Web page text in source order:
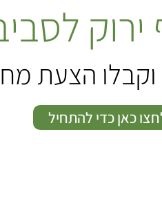
ירוק
הצעת
כאן כדי להתחיל